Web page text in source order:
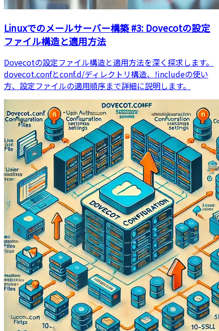
Linuxでのメールサーバー構築 #3: Dovecotの設定
ファイル構造と適用方法
Dovecotの設定ファイル構造と適用方法を深く探求します。
dovecot.confとconf.d/ディレクトリ構造、!includeの使い
方、設定ファイルの適用順序まで詳細に説明します。